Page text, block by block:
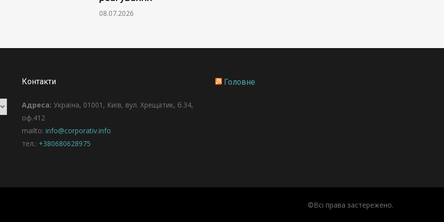
08.07.2026
Контакти
Адреса: Україна, 01001, Київ, вул. Хрещатик, б.34,
оф.412
mailto: info@corporativ.info
тел.: +380680628975
Головне
©Всі права застережено.